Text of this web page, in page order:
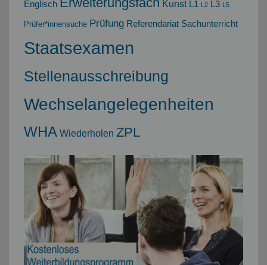
Englisch Kunst L1 L2 L3 L5
Prüfer*innensuche Prüfung Referendariat Sachunterricht
Staatsexamen
Stellenausschreibung
Wechselangelegenheiten
WHA Wiederholen ZPL